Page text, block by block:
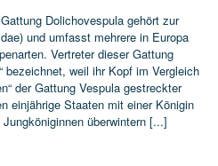
Dolichovespula gehört zur
und umfasst mehrere in Europa
Vertreter dieser Gattung
bezeichnet, weil ihr Kopf im Vergleich
der Gattung Vespula gestreckter
einjährige Staaten mit einer Königin
überwintern [...]